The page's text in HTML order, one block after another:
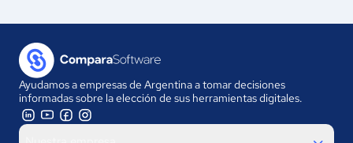
Ayudamos a empresas de Argentina a tomar decisiones
informadas sobre la elección de sus herramientas digitales.